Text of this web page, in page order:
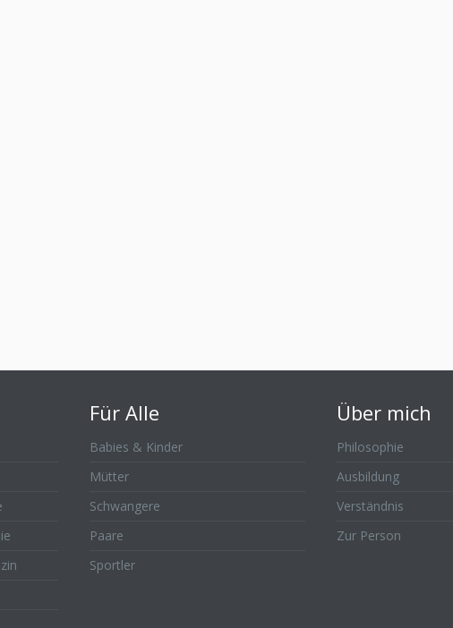
Für Alle
Babies & Kinder
Mütter
Schwangere
Paare
Sportler
Über mich
Philosophie
Ausbildung
Verständnis
Zur Person